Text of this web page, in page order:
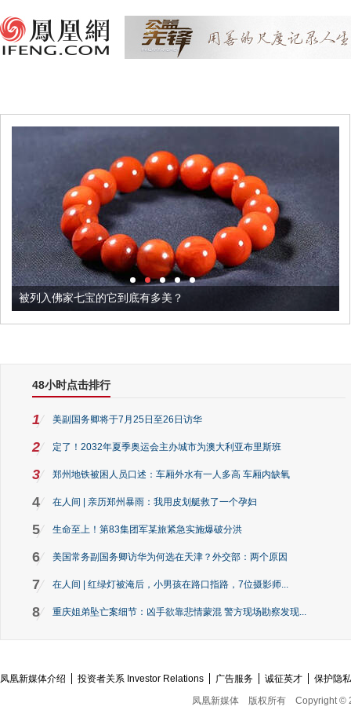
被列入佛家七宝的它到底有多美？
48小时点击排行
1 美副国务卿将于7月25日至26日访华
2 定了！2032年夏季奥运会主办城市为澳大利亚布里斯班
3 郑州地铁被困人员口述：车厢外水有一人多高 车厢内缺氧
4 在人间 | 亲历郑州暴雨：我用皮划艇救了一个孕妇
5 生命至上！第83集团军某旅紧急实施爆破分洪
6 美国常务副国务卿访华为何选在天津？外交部：两个原因
7 在人间 | 红绿灯被淹后，小男孩在路口指路，7位摄影师...
8 重庆姐弟坠亡案细节：凶手欲靠悲情蒙混 警方现场勘察发现...
凤凰新媒体介绍 投资者关系 Investor Relations 广告服务 诚征英才
保护隐
凤凰新媒体
版权所有 Copyright ©